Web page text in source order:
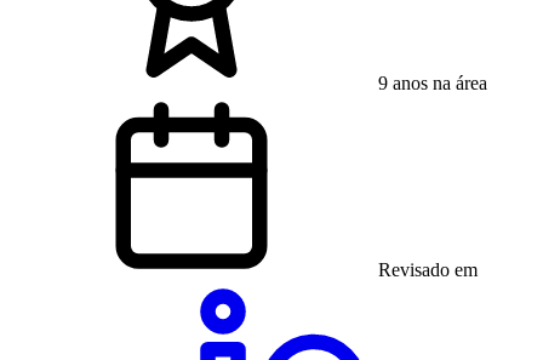
9 anos na área
Revisado em